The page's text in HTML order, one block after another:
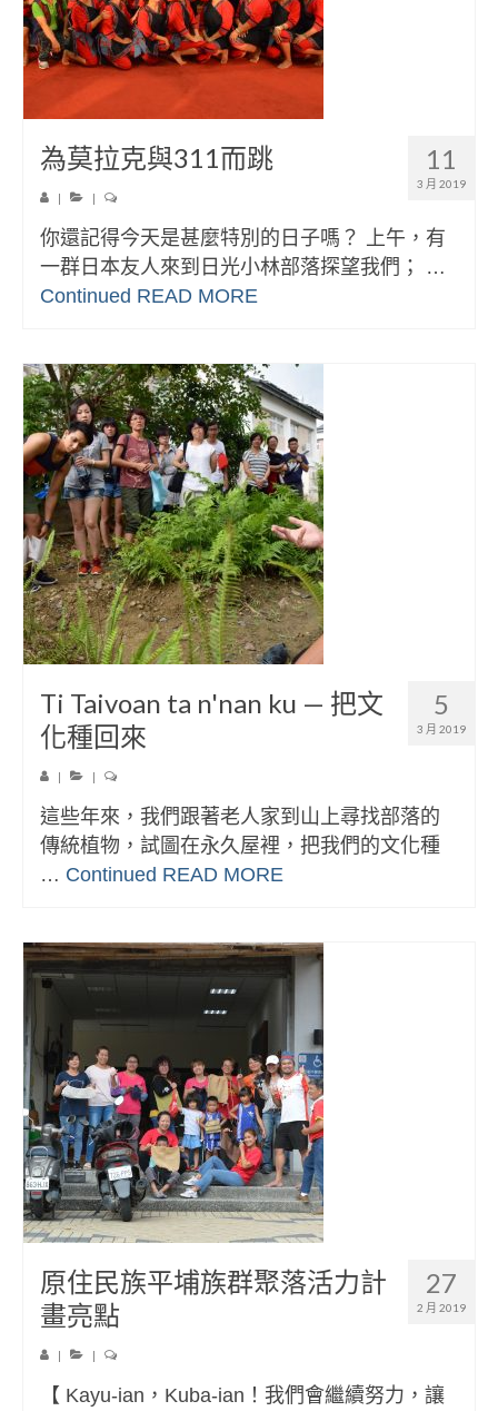
11
3 月 2019
為莫拉克與311而跳
| |
你還記得今天是甚麼特別的日子嗎？ 上午，有
一群日本友人來到日光小林部落探望我們； …
Continued READ MORE
5
3 月 2019
Ti Taivoan ta n'nan ku — 把文
化種回來
| |
這些年來，我們跟著老人家到山上尋找部落的
傳統植物，試圖在永久屋裡，把我們的文化種
… Continued READ MORE
27
2 月 2019
原住民族平埔族群聚落活力計
畫亮點
| |
【 Kayu-ian，Kuba-ian！我們會繼續努力，讓